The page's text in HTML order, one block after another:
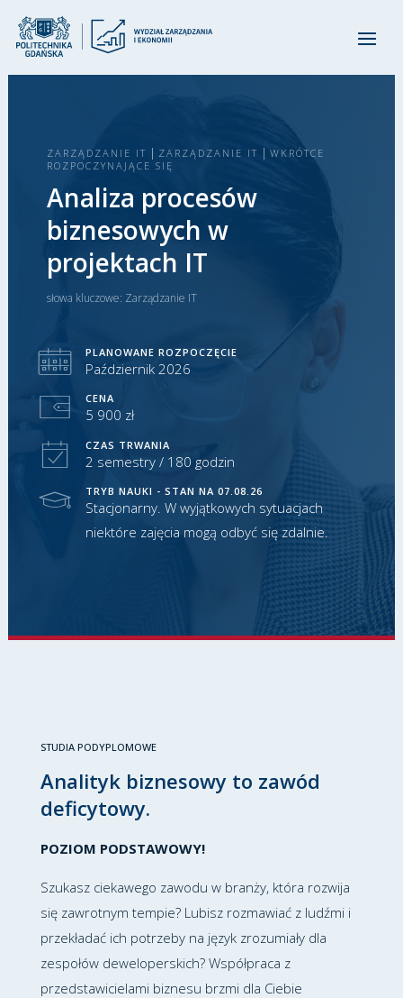
ZARZĄDZANIE IT | ZARZĄDZANIE IT | WKRÓTCE
ROZPOCZYNAJĄCE SIĘ
Analiza procesów
biznesowych w
projektach IT
słowa kluczowe: Zarządzanie IT
PLANOWANE ROZPOCZĘCIE
Październik 2026
CENA
5 900 zł
CZAS TRWANIA
2 semestry / 180 godzin
TRYB NAUKI - STAN NA 07.08.26
Stacjonarny. W wyjątkowych sytuacjach
niektóre zajęcia mogą odbyć się zdalnie.
STUDIA PODYPLOMOWE
Analityk biznesowy to zawód
deficytowy.
POZIOM PODSTAWOWY!
Szukasz ciekawego zawodu w branży, która rozwija
się zawrotnym tempie? Lubisz rozmawiać z ludźmi i
przekładać ich potrzeby na język zrozumiały dla
zespołów deweloperskich? Współpraca z
przedstawicielami biznesu brzmi dla Ciebie